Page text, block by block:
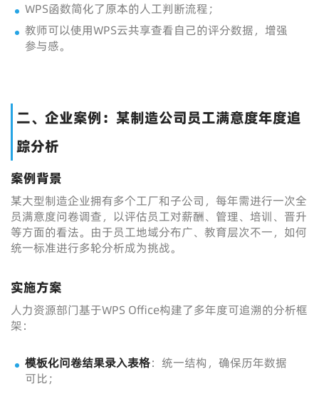
WPS函数简化了原本的人工判断流程；
教师可以使用WPS云共享查看自己的评分数据，增强
参与感。
二、企业案例：某制造公司员工满意度年度追
踪分析
案例背景
某大型制造企业拥有多个工厂和子公司，每年需进行一次全
员满意度问卷调查，以评估员工对薪酬、管理、培训、晋升
等方面的看法。由于员工地域分布广、教育层次不一，如何
统一标准进行多轮分析成为挑战。
实施方案
人力资源部门基于WPS Office构建了多年度可追溯的分析框
架：
模板化问卷结果录入表格：统一结构，确保历年数据
可比；